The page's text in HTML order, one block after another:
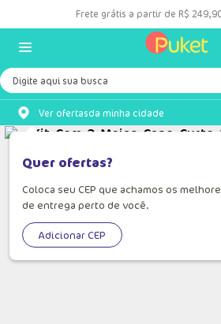
Frete grátis a partir de R$
Digite aqui sua busca
Ver ofertasda minha cidade
Quer ofertas?
Coloca seu CEP que achamos os
de entrega perto de você.
Adicionar CEP